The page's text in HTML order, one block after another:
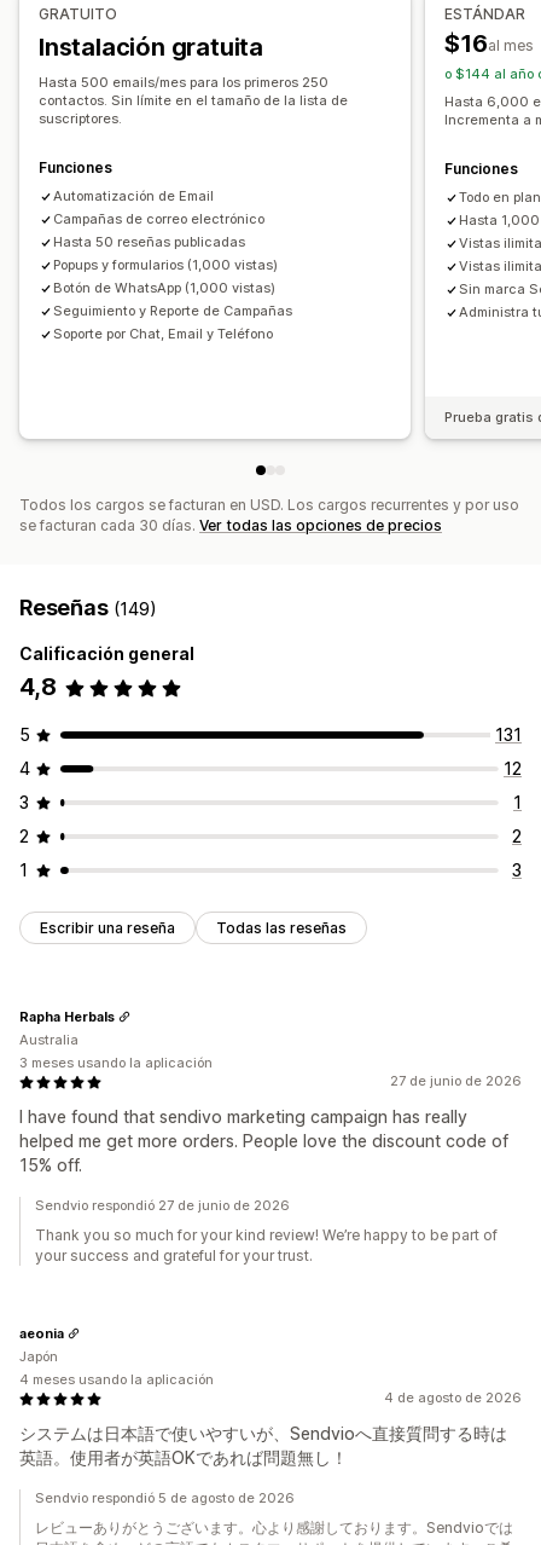
Correos electrónicos sobre el pago
Intención de salida
Carrito abandonado
Correos electrónicos de bienvenida
Correos electrónicos de seguimiento
Correos electrónicos sobre precios bajos
existencias
Correos electrónicos sobre ahorros
Recomendaciones de productos
Suscripciones Reseñas de producto
Campañas personalizadas
Campañas de gestión
Fuentes personalizadas Edición masiva
Dominios de correo electrónico
Consentimiento Lista de captura de correos electrónicos
Lista de captura de SMS Activadores y reglas
Métricas de conversión
Informes y estadísticas en tiempo real
Seguimiento ROI
Segmentación Segmentos personalizados Suscripción
Automatización del flujo de trabajo
Recuperación de carritos
Solicitudes de comentarios
Confirmaciones de pedidos
Recordatorios de pago Recomendaciones de productos
Seguimiento de pedidos Renovación de suscripción
Mensajes de bienvenida Campañas de recuperación
GRATUITO
Instalación gratuita
Hasta 500 emails/mes para los primeros 250
contactos. Sin límite en el tamaño de la lista de
suscriptores.
Funciones
Automatización de Email
Campañas de correo electrónico
Hasta 50 reseñas publicadas
Popups y formularios (1,000 vistas)
Botón de WhatsApp (1,000 vistas)
Seguimiento y Reporte de Campañas
Soporte por Chat, Email y Teléfono
ESTÁNDAR
$16al mes
o $144 al año
Hasta 6,000
Incrementa a
Funciones
Todo en
Hasta
Vistas
Vistas
Sin marca
Administra
Prueba gratis
Todos los cargos se facturan en USD. Los cargos recurrentes y por uso
se facturan cada 30 días. Ver todas las opciones de precios
Reseñas (149)
Calificación general
4,8
5
131
4
12
3
1
2
2
1
3
Escribir una reseña Todas las reseñas
27 de junio de 2026
I have found that sendivo marketing campaign has really
helped me get more orders. People love the discount code of
15% off.
Rapha Herbals
Australia
3 meses usando la aplicación
Sendvio respondió 27 de junio de 2026
Thank you so much for your kind review! We’re happy to be part of
your success and grateful for your trust.
4 de agosto de 2026
システムは日本語で使いやすいが、Sendvioへ直接質問する時は
英語。使用者が英語OKであれば問題無し！
aeonia
Japón
4 meses usando la aplicación
Sendvio respondió 5 de agosto de 2026
レビューありがとうございます。心より感謝しております。Sendvioでは